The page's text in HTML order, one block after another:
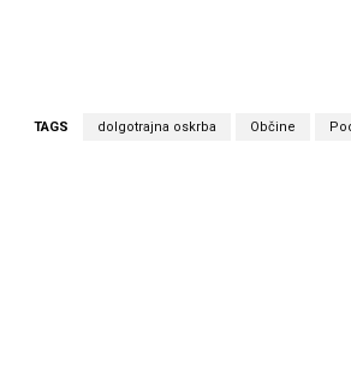
TAGS dolgotrajna oskrba Občine